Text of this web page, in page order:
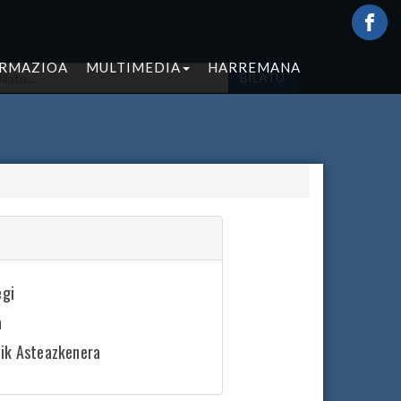
MULTIMEDIA HARREMANA
BILATU
Asteazkenera